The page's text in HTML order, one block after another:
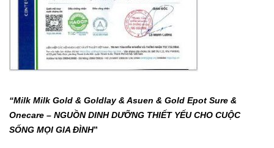
“Milk Milk Gold & Goldlay & Asuen & Gold Epot Sure &
Onecare – NGUỒN DINH DƯỠNG THIẾT YẾU CHO CUỘC
SỐNG MỌI GIA ĐÌNH”